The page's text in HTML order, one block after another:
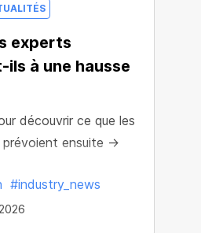
experts
à une hausse
découvrir ce que les
ensuite →
#industry_news